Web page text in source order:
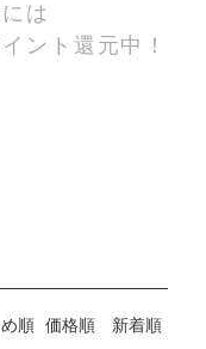
は
ント還元中！
順 価格順 新着順